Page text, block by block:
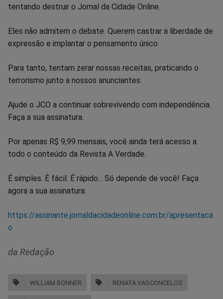
tentando destruir o Jornal da Cidade Online.
Eles não admitem o debate. Querem castrar a liberdade de
expressão e implantar o pensamento único.
Para tanto, tentam zerar nossas receitas, praticando o
terrorismo junto a nossos anunciantes.
Ajude o JCO a continuar sobrevivendo com independência.
Faça a sua assinatura.
Por apenas R$ 9,99 mensais, você ainda terá acesso a
todo o conteúdo da Revista A Verdade.
É simples. É fácil. É rápido... Só depende de você! Faça
agora a sua assinatura:
https://assinante.jornaldacidadeonline.com.br/apresentaca
o
da Redação
WILLIAM BONNER RENATA VASCONCELOS